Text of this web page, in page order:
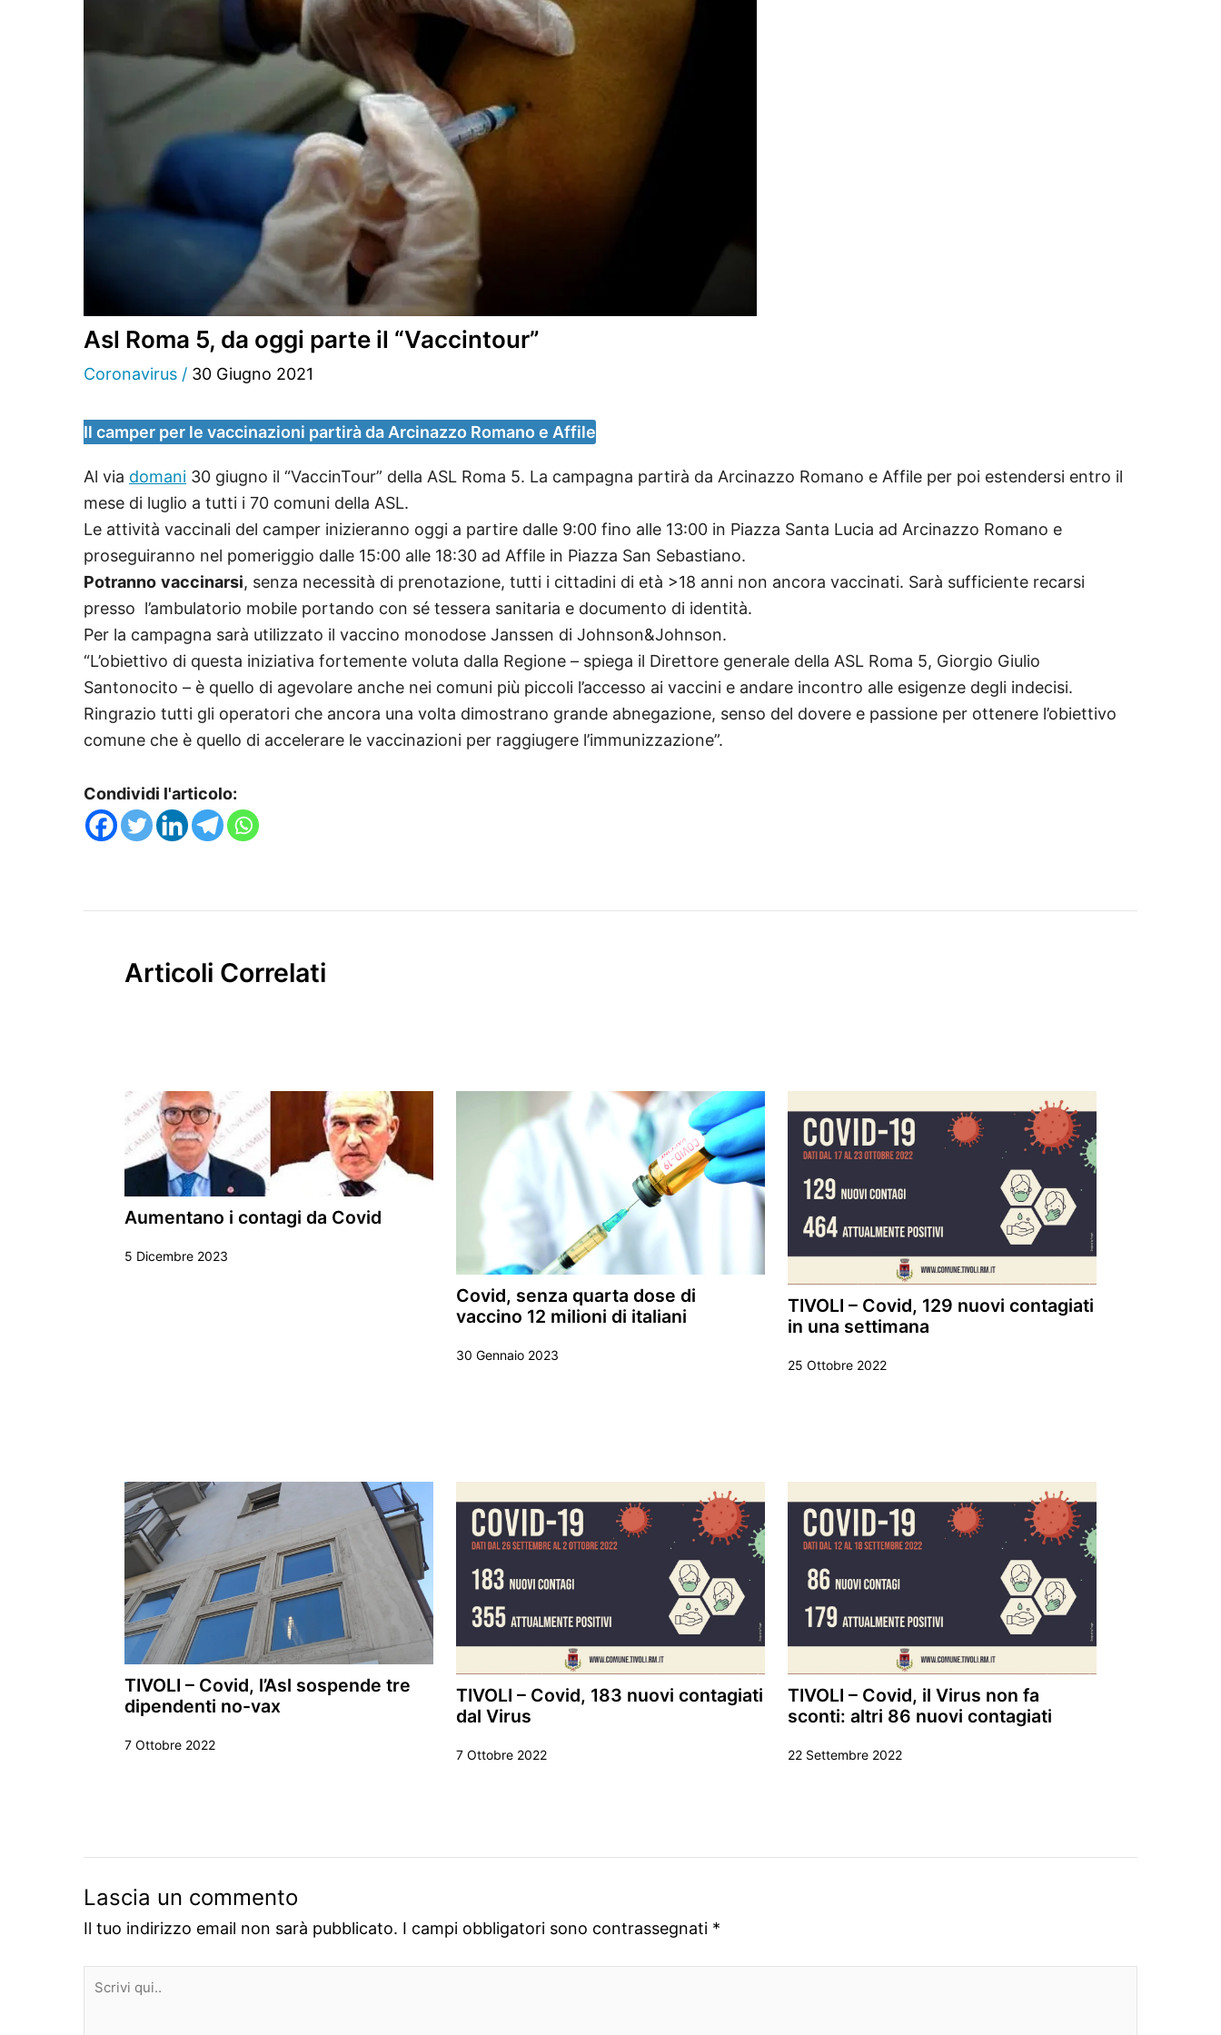
Asl Roma 5, da oggi parte il “Vaccintour”
Coronavirus / 30 Giugno 2021
Il camper per le vaccinazioni partirà da Arcinazzo Romano e Affile
Al via domani 30 giugno il “VaccinTour” della ASL Roma 5. La campagna partirà da Arcinazzo Romano e Affile per poi estendersi entro il
mese di luglio a tutti i 70 comuni della ASL.
Le attività vaccinali del camper inizieranno oggi a partire dalle 9:00 fino alle 13:00 in Piazza Santa Lucia ad Arcinazzo Romano e
proseguiranno nel pomeriggio dalle 15:00 alle 18:30 ad Affile in Piazza San Sebastiano.
Potranno vaccinarsi, senza necessità di prenotazione, tutti i cittadini di età >18 anni non ancora vaccinati. Sarà sufficiente recarsi
presso l’ambulatorio mobile portando con sé tessera sanitaria e documento di identità.
Per la campagna sarà utilizzato il vaccino monodose Janssen di Johnson&Johnson.
“L’obiettivo di questa iniziativa fortemente voluta dalla Regione – spiega il Direttore generale della ASL Roma 5, Giorgio Giulio
Santonocito – è quello di agevolare anche nei comuni più piccoli l’accesso ai vaccini e andare incontro alle esigenze degli indecisi.
Ringrazio tutti gli operatori che ancora una volta dimostrano grande abnegazione, senso del dovere e passione per ottenere l’obiettivo
comune che è quello di accelerare le vaccinazioni per raggiugere l’immunizzazione”.
Condividi l'articolo:
Articoli Correlati
Aumentano i contagi da Covid
5 Dicembre 2023
Covid, senza quarta dose di
vaccino 12 milioni di italiani
30 Gennaio 2023
TIVOLI – Covid, 129 nuovi contagiati
in una settimana
25 Ottobre 2022
TIVOLI – Covid, l’Asl sospende tre
dipendenti no-vax
7 Ottobre 2022
TIVOLI – Covid, 183 nuovi contagiati
dal Virus
7 Ottobre 2022
TIVOLI – Covid, il Virus non fa
sconti: altri 86 nuovi contagiati
22 Settembre 2022
Lascia un commento
Il tuo indirizzo email non sarà pubblicato. I campi obbligatori sono contrassegnati *
Scrivi